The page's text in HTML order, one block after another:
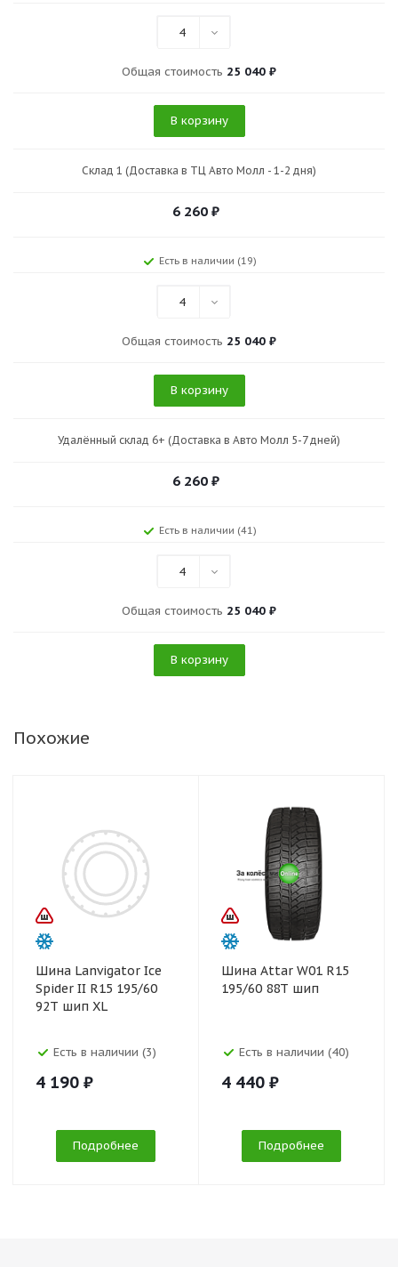
4
Общая стоимость 25 040 ₽
В корзину
Склад 1 (Доставка в ТЦ Авто Молл - 1-2 дня)
6 260 ₽
Есть в наличии (19)
4
Общая стоимость 25 040 ₽
В корзину
Удалённый склад 6+ (Доставка в Авто Молл 5-7 дней)
6 260 ₽
Есть в наличии (41)
4
Общая стоимость 25 040 ₽
В корзину
Похожие
Шина Lanvigator Ice
Spider II R15 195/60
92T шип XL
Есть в наличии (3)
4 190 ₽
Подробнее
Шина Attar W01 R15
195/60 88T шип
Есть в наличии (40)
4 440 ₽
Подробнее